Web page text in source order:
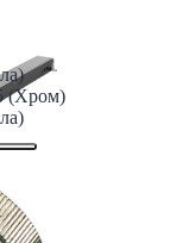
(Хром)